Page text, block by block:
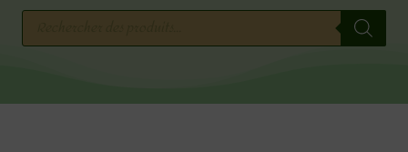
Recherche
produits